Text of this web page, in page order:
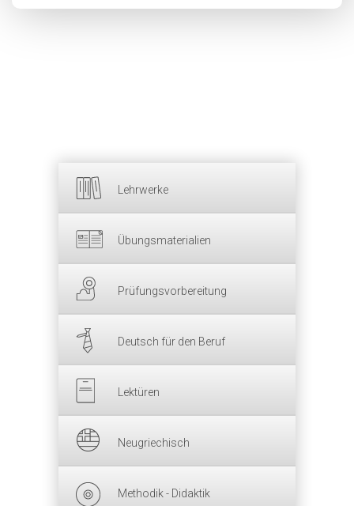
Lehrwerke
Übungsmaterialien
Prüfungsvorbereitung
Deutsch für den Beruf
Lektüren
Neugriechisch
Methodik - Didaktik